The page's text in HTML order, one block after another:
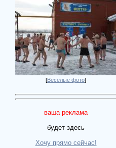
[Весёлые фото]
ваша реклама
будет здесь
Хочу прямо сейчас!